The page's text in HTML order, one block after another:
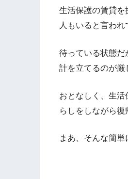
生活保護の賃貸
人もいると言わ
待っている状態だ
計を立てるのが厳
おとなしく、生
らしをしながら復
まあ、そんな簡